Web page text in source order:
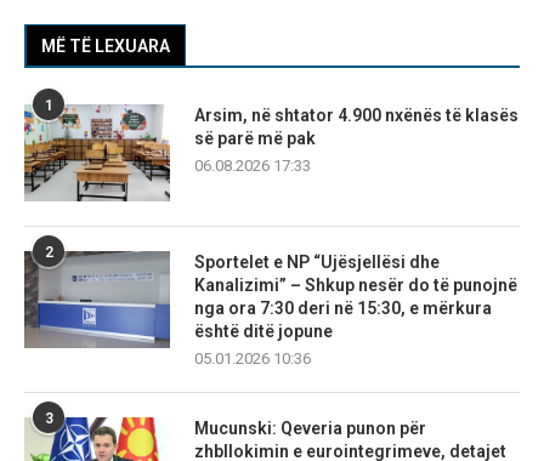
MË TË LEXUARA
1
Arsim, në shtator 4.900 nxënës të klasës
së parë më pak
06.08.2026 17:33
2
Sportelet e NP “Ujësjellësi dhe
Kanalizimi” – Shkup nesër do të punojnë
nga ora 7:30 deri në 15:30, e mërkura
është ditë jopune
05.01.2026 10:36
3
Mucunski: Qeveria punon për
zhbllokimin e eurointegrimeve, detajet